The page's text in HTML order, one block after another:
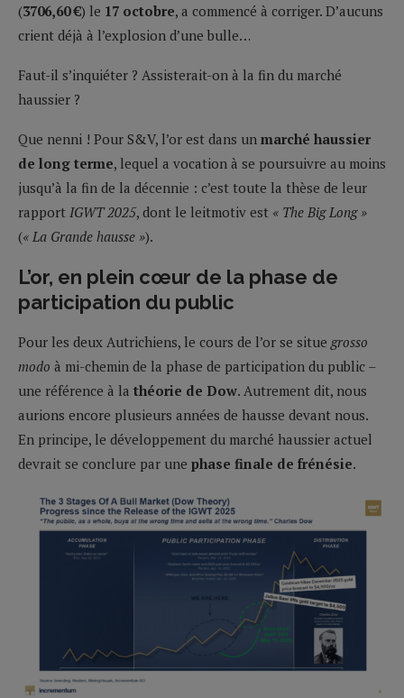
(3706,60 €) le 17 octobre, a commencé à corriger. D’aucuns
crient déjà à l’explosion d’une bulle…
Faut-il s’inquiéter ? Assisterait-on à la fin du marché
haussier ?
Que nenni ! Pour S&V, l’or est dans un marché haussier
de long terme, lequel a vocation à se poursuivre au moins
jusqu’à la fin de la décennie : c’est toute la thèse de leur
rapport IGWT 2025, dont le leitmotiv est « The Big Long »
(« La Grande hausse »).
L’or, en plein cœur de la phase de
participation du public
Pour les deux Autrichiens, le cours de l’or se situe grosso
modo à mi-chemin de la phase de participation du public –
une référence à la théorie de Dow. Autrement dit, nous
aurions encore plusieurs années de hausse devant nous.
En principe, le développement du marché haussier actuel
devrait se conclure par une phase finale de frénésie.